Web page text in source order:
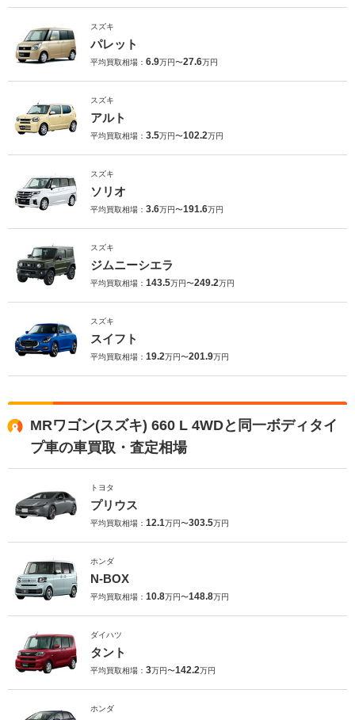
スズキ
パレット
平均買取相場： 6.9万円〜27.6万円
スズキ
アルト
平均買取相場： 3.5万円〜102.2万円
スズキ
ソリオ
平均買取相場： 3.6万円〜191.6万円
スズキ
ジムニーシエラ
平均買取相場： 143.5万円〜249.2万円
スズキ
スイフト
平均買取相場： 19.2万円〜201.9万円
MRワゴン(スズキ) 660 L 4WDと同一ボディタイ
プ車の車買取・査定相場
トヨタ
プリウス
平均買取相場： 12.1万円〜303.5万円
ホンダ
N-BOX
平均買取相場： 10.8万円〜148.8万円
ダイハツ
タント
平均買取相場： 3万円〜142.2万円
ホンダ